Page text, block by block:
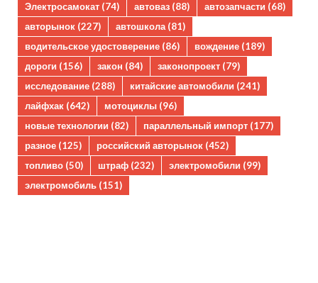
Электросамокат (74) автоваз (88) автозапчасти (68)
авторынок (227) автошкола (81)
водительское удостоверение (86) вождение (189)
дороги (156) закон (84) законопроект (79)
исследование (288) китайские автомобили (241)
лайфхак (642) мотоциклы (96)
новые технологии (82) параллельный импорт (177)
разное (125) российский авторынок (452)
топливо (50) штраф (232) электромобили (99)
электромобиль (151)